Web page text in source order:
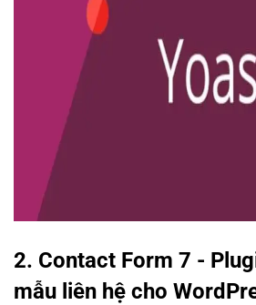
2. Contact Form 7 -
mẫu liên hệ cho